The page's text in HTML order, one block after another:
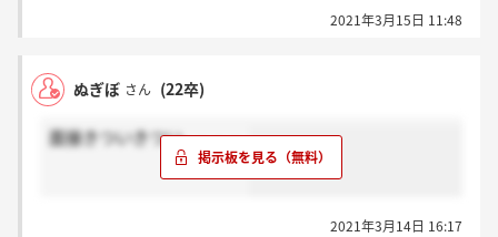
2021年3月15日 11:48
ぬぎぼ さん (22卒)
面接きついきつい。。。。
2021年3月14日 16:17